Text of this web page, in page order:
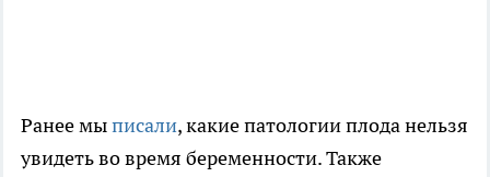
Ранее мыписали, какие патологии плода нельзя
увидеть во время беременности. Также